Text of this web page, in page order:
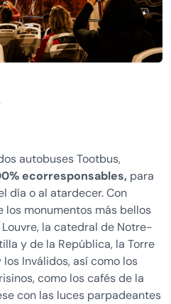
autobuses Tootbus,
ecorresponsables, para
día o al atardecer. Con
los monumentos más bellos
la catedral de Notre-
y de la República, la Torre
los Inválidos, así como los
como los cafés de la
con las luces parpadeantes